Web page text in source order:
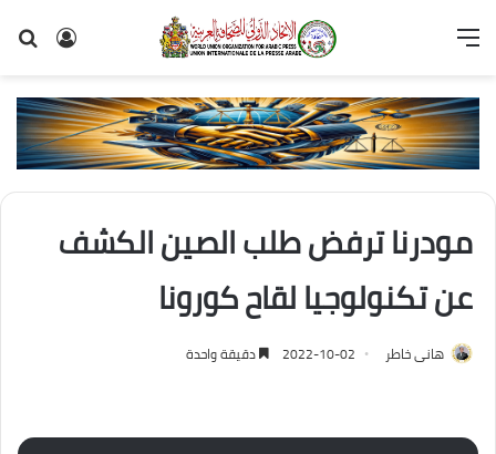
تسجيل
القائمة
مودرنا ترفض طلب الصين الكشف
عن تكنولوجيا لقاح كورونا
هانى خاطر 2022-10-02 دقيقة واحدة